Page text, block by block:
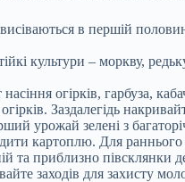
висіваються в першій
культури – моркву,
огірків, гарбуза,
Заздалегідь
урожай зелені з
картоплю. Для
та приблизно півсклянки
заходів для захисту